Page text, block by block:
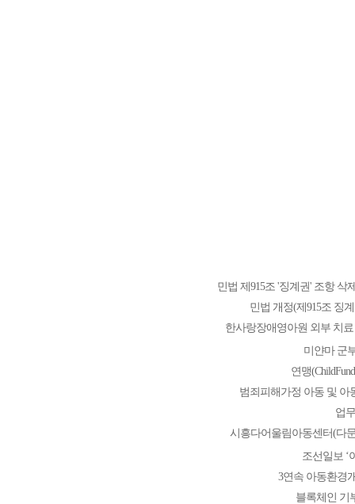
민법 제915조 '징계권' 조항 삭
민법 개정(제915조 징
한사랑장애영아원 외부 치
미얀마 군
연맹
범죄피해가정 아동 및 아
업
시흥다어울림아동센터(다
조선일보 ‘
3연속 아동환경
블록체인 기